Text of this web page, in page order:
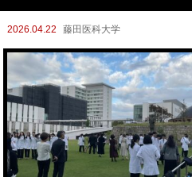
ための分析ー
2026.04.22 藤田医科大学